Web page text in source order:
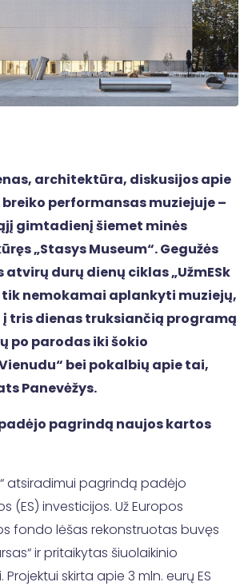
architektūra, diskusijos apie
performansas muziejuje –
gimtadienį šiemet minės
„Stasys Museum“. Gegužės
atvirų durų dienų ciklas „UžmESk
tik nemokamai aplankyti muziejų,
tris dienas truksiančią programą
po parodas iki šokio
bei pokalbių apie tai,
Panevėžys.
pagrindą naujos kartos
atsiradimui pagrindą padėjo
(ES) investicijos. Už Europos
fondo lėšas rekonstruotas buvęs
ir pritaikytas šiuolaikinio
Projektui skirta apie 3 mln. eurų ES